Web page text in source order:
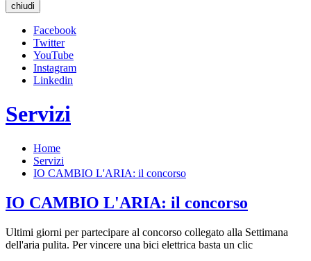
chiudi
Facebook
Twitter
YouTube
Instagram
Linkedin
Servizi
Home
Servizi
IO CAMBIO L'ARIA: il concorso
IO CAMBIO L'ARIA: il concorso
Ultimi giorni per partecipare al concorso collegato alla Settimana
dell'aria pulita. Per vincere una bici elettrica basta un clic